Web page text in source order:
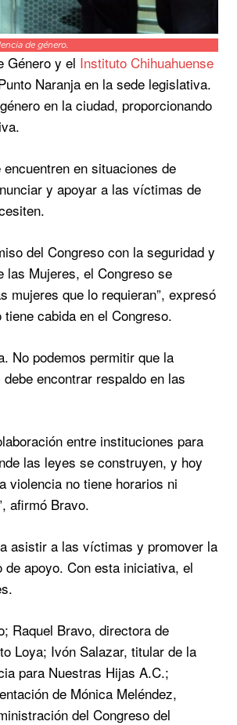
de género.
Género y el Instituto Chihuahuense
Naranja en la sede legislativa.
en la ciudad, proporcionando
en situaciones de
y apoyar a las víctimas de
del Congreso con la seguridad y
las Mujeres, el Congreso se
mujeres que lo requieran”, expresó
cabida en el Congreso.
No podemos permitir que la
encontrar respaldo en las
entre instituciones para
las leyes se construyen, y hoy
violencia no tiene horarios ni
afirmó Bravo.
asistir a las víctimas y promover la
apoyo. Con esta iniciativa, el
Raquel Bravo, directora de
Loya; Ivón Salazar, titular de la
para Nuestras Hijas A.C.;
de Mónica Meléndez,
del Congreso del